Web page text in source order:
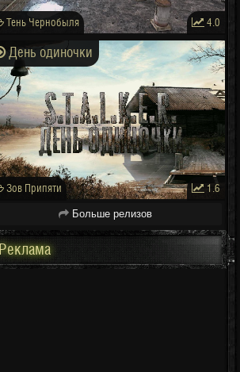
Тень Чернобыля 4.0
День одиночки
Зов Припяти 1.6
Больше релизов
Реклама